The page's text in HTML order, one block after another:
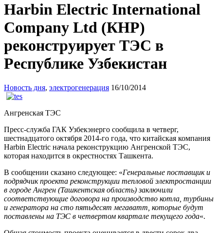
Harbin Electric International
Company Ltd (КНР)
реконструирует ТЭС в
Республике Узбекистан
Новость дня, электрогенерация 16/10/2014
Ангренская ТЭС
Пресс-служба ГАК Узбекэнерго сообщила в четверг,
шестнадцатого октября 2014-го года, что китайская компания
Harbin Electric начала реконструкцию Ангренской ТЭС,
которая находится в окрестностях Ташкента.
В сообщении сказано следующее: «Генеральные поставщик и
подрядчик проекта реконструкции тепловой электростанции
в городе Ангрен (Ташкентская область) заключили
соответствующие договора на производство котла, турбины
и генератора на сто пятьдесят мегаватт, которые будут
поставлены на ТЭС в четвертом квартале текущего года«.